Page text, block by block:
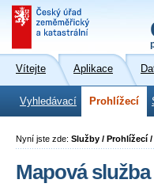
Vítejte Aplikace
Vyhledávací Prohlížecí
Nyní jste zde: Služby / Prohlížecí /
Mapová